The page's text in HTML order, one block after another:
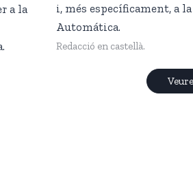
a la
i, més específicament, a
Automática.
Redacció en castellà.